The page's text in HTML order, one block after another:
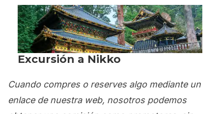
Cuando compres o reserves algo mediante un
enlace de nuestra web, nosotros podemos